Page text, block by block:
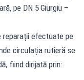
pe DN 5 Giurgiu –
reparații efectuate pe
circulația rutieră se
fiind dirijată prin: